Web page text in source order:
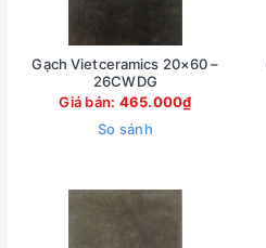
Gạch Vietceramics 20×60 –
26CWDG
Giá bán: 465.000₫
So sánh